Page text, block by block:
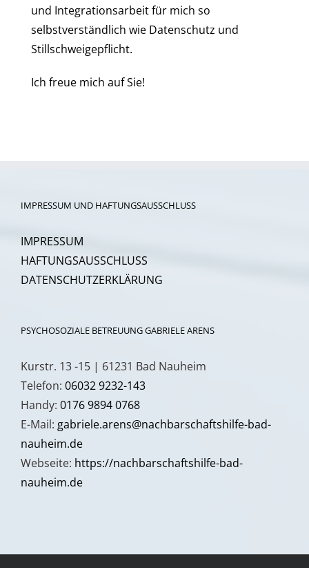
und Integrationsarbeit für mich so
selbstverständlich wie Datenschutz und
Stillschweigepflicht.
Ich freue mich auf Sie!
IMPRESSUM UND HAFTUNGSAUSSCHLUSS
IMPRESSUM
HAFTUNGSAUSSCHLUSS
DATENSCHUTZERKLÄRUNG
PSYCHOSOZIALE BETREUUNG GABRIELE ARENS
Kurstr. 13 -15 | 61231 Bad Nauheim
Telefon: 06032 9232-143
Handy: 0176 9894 0768
E-Mail: gabriele.arens@nachbarschaftshilfe-bad-
nauheim.de
Webseite: https://nachbarschaftshilfe-bad-
nauheim.de